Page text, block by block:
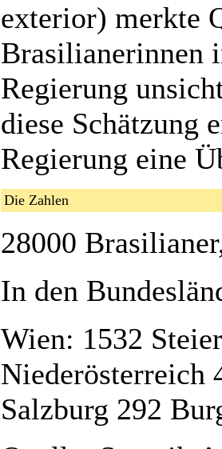
exterior) merkte
Brasilianerinnen
Regierung
diese Schätzung
Regierung eine
Die Zahlen
28000
In den
Wien: 1532
Niederösterreich
Salzburg 292